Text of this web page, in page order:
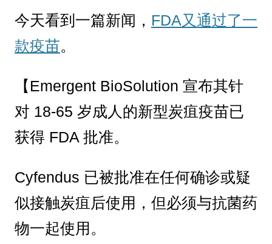
今天看到一篇新闻， FDA又通过了一
款疫苗。
【Emergent BioSolution 宣布其针
对 18-65 岁成人的新型炭疽疫苗已
获得 FDA 批准。
Cyfendus 已被批准在任何确诊或疑
似接触炭疽后使用，但必须与抗菌药
物一起使用。